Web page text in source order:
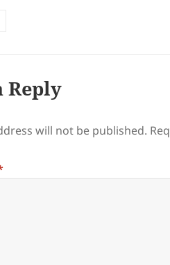
Reply
will not be published.